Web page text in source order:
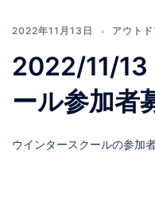
2022年11月13日 アウト
2022/11/13
ール参加者
ウインタースクールの参